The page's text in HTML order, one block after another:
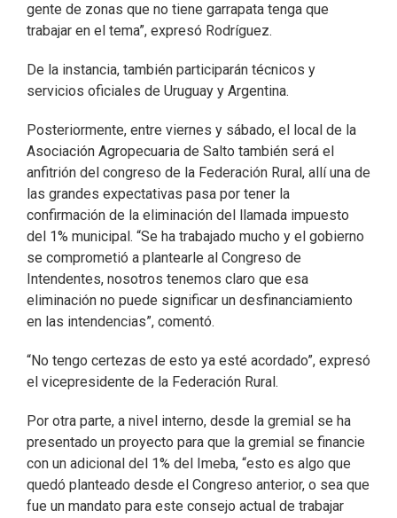
gente de zonas que no tiene garrapata tenga que
trabajar en el tema”, expresó Rodríguez.
De la instancia, también participarán técnicos y
servicios oficiales de Uruguay y Argentina.
Posteriormente, entre viernes y sábado, el local de la
Asociación Agropecuaria de Salto también será el
anfitrión del congreso de la Federación Rural, allí una de
las grandes expectativas pasa por tener la
confirmación de la eliminación del llamada impuesto
del 1% municipal. “Se ha trabajado mucho y el gobierno
se comprometió a plantearle al Congreso de
Intendentes, nosotros tenemos claro que esa
eliminación no puede significar un desfinanciamiento
en las intendencias”, comentó.
“No tengo certezas de esto ya esté acordado”, expresó
el vicepresidente de la Federación Rural.
Por otra parte, a nivel interno, desde la gremial se ha
presentado un proyecto para que la gremial se financie
con un adicional del 1% del Imeba, “esto es algo que
quedó planteado desde el Congreso anterior, o sea que
fue un mandato para este consejo actual de trabajar